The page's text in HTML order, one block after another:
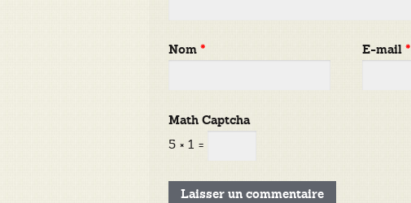
Nom* E-mail*
Math Captcha
5 × 1 =